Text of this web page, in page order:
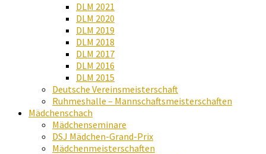
DLM 2021
DLM 2020
DLM 2019
DLM 2018
DLM 2017
DLM 2016
DLM 2015
Deutsche Vereinsmeisterschaft
Ruhmeshalle – Mannschaftsmeisterschaften
Mädchenschach
Mädchenseminare
DSJ Mädchen-Grand-Prix
Mädchenmeisterschaften